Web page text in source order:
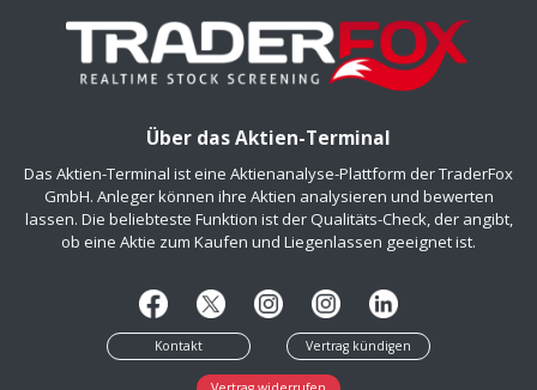
Über das Aktien-Terminal
Das Aktien-Terminal ist eine Aktienanalyse-Plattform der TraderFox
GmbH. Anleger können ihre Aktien analysieren und bewerten
lassen. Die beliebteste Funktion ist der Qualitäts-Check, der angibt,
ob eine Aktie zum Kaufen und Liegenlassen geeignet ist.
Kontakt Vertrag kündigen